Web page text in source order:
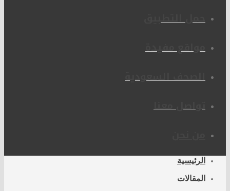
حمل التطبيق
مواقع مفيدة
الصحف السعودية
تواصل معنا
من نحن
الرئيسية
المقالات